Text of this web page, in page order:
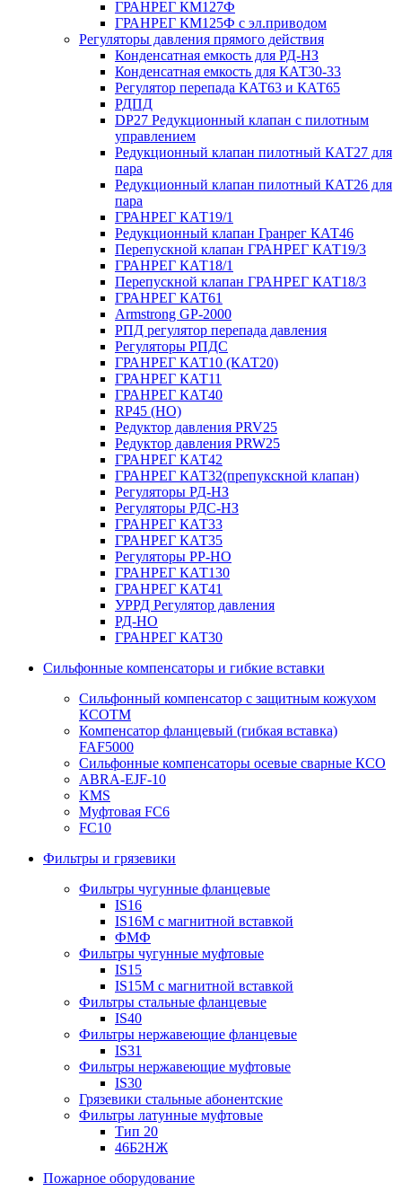
ГРАНРЕГ КМ127Ф
ГРАНРЕГ КМ125Ф с эл.приводом
Регуляторы давления прямого действия
Конденсатная емкость для РД-НЗ
Конденсатная емкость для КАТ30-33
Регулятор перепада КАТ63 и КАТ65
РДПД
DP27 Редукционный клапан с пилотным
управлением
Редукционный клапан пилотный КАТ27 для
пара
Редукционный клапан пилотный КАТ26 для
пара
ГРАНРЕГ КАТ19/1
Редукционный клапан Гранрег КАТ46
Перепускной клапан ГРАНРЕГ КАТ19/3
ГРАНРЕГ КАТ18/1
Перепускной клапан ГРАНРЕГ КАТ18/3
ГРАНРЕГ КАТ61
Armstrong GP-2000
РПД регулятор перепада давления
Регуляторы РПДС
ГРАНРЕГ КАТ10 (КАТ20)
ГРАНРЕГ КАТ11
ГРАНРЕГ КАТ40
RP45 (НО)
Редуктор давления PRV25
Редуктор давления PRW25
ГРАНРЕГ КАТ42
ГРАНРЕГ КАТ32(препукскной клапан)
Регуляторы РД-НЗ
Регуляторы РДС-НЗ
ГРАНРЕГ КАТ33
ГРАНРЕГ КАТ35
Регуляторы РР-НО
ГРАНРЕГ КАТ130
ГРАНРЕГ КАТ41
УРРД Регулятор давления
РД-НО
ГРАНРЕГ КАТ30
Сильфонные компенсаторы и гибкие вставки
Сильфонный компенсатор с защитным кожухом
КСОТM
Компенсатор фланцевый (гибкая вставка)
FAF5000
Сильфонные компенсаторы осевые сварные КСО
ABRA-EJF-10
KMS
Муфтовая FC6
FC10
Фильтры и грязевики
Фильтры чугунные фланцевые
IS16
IS16M с магнитной вставкой
ФМФ
Фильтры чугунные муфтовые
IS15
IS15M c магнитной вставкой
Фильтры стальные фланцевые
IS40
Фильтры нержавеющие фланцевые
IS31
Фильтры нержавеющие муфтовые
IS30
Грязевики стальные абонентские
Фильтры латунные муфтовые
Тип 20
46Б2НЖ
Пожарное оборудование